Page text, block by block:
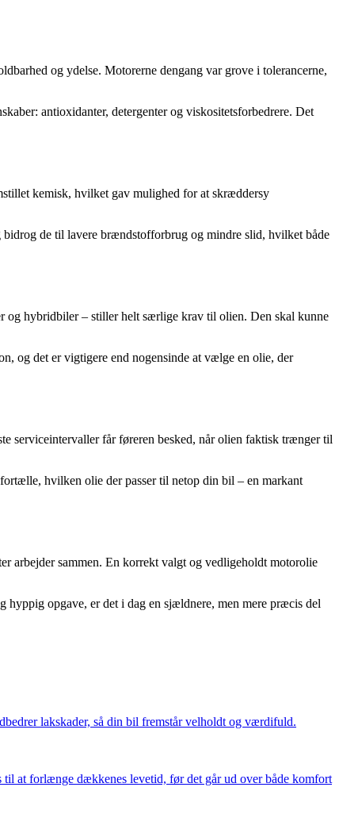
og ydelse. Motorerne dengang var grove i tolerancerne,
antioxidanter, detergenter og viskositetsforbedrere. Det
kemisk, hvilket gav mulighed for at skræddersy
de til lavere brændstofforbrug og mindre slid, hvilket både
og hybridbiler – stiller helt særlige krav til olien. Den skal kunne
og det er vigtigere end nogensinde at vælge en olie, der
serviceintervaller får føreren besked, når olien faktisk trænger til
hvilken olie der passer til netop din bil – en markant
arbejder sammen. En korrekt valgt og vedligeholdt motorolie
opgave, er det i dag en sjældnere, men mere præcis del
lakskader, så din bil fremstår velholdt og værdifuld.
at forlænge dækkenes levetid, før det går ud over både komfort